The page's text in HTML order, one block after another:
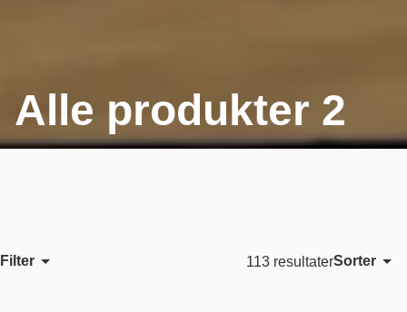
Alle produkter 2
Filter 113 resultaterSorter